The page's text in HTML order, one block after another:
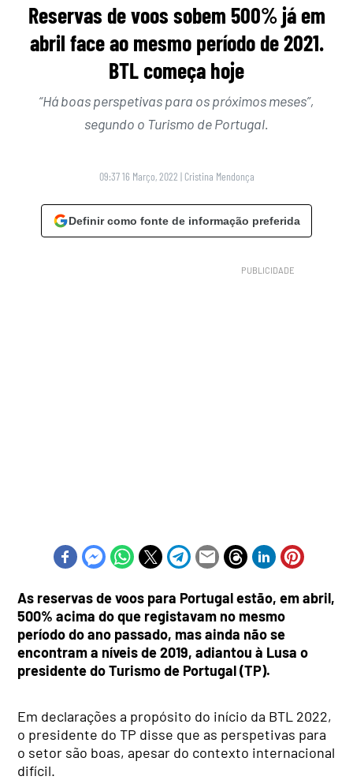
Reservas de voos sobem 500% já em
abril face ao mesmo período de 2021.
BTL começa hoje
“Há boas perspetivas para os próximos meses”,
segundo o Turismo de Portugal.
09:37 16 Março, 2022 | Cristina Mendonça
Definir como fonte de informação preferida
As reservas de voos para Portugal estão, em abril,
500% acima do que registavam no mesmo
período do ano passado, mas ainda não se
encontram a níveis de 2019, adiantou à Lusa o
presidente do Turismo de Portugal (TP).
Em declarações a propósito do início da BTL 2022,
o presidente do TP disse que as perspetivas para
o setor são boas, apesar do contexto internacional
difícil.